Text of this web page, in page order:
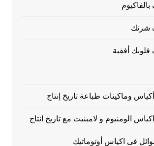
شرنك
فلوبك أفقية
وماكينات طباعة تاريخ إنتاج
الومنيوم و لامينيت مع تاريخ انتاج
فى اكياس أوتوماتيك